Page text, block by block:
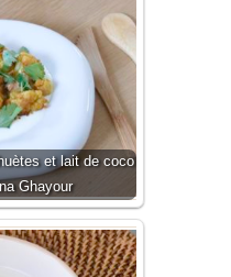
et lait de coco
Ghayour